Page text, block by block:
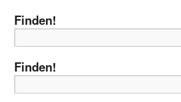
Finden!
Finden!